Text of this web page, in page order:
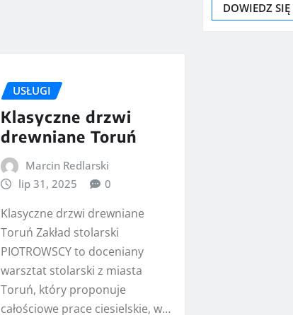
DOWIEDZ SIĘ
USŁUGI
Klasyczne drzwi
drewniane Toruń
Marcin Redlarski
lip 31, 2025
0
Klasyczne drzwi drewniane
Toruń Zakład stolarski
PIOTROWSCY to doceniany
warsztat stolarski z miasta
Toruń, który proponuje
całościowe prace ciesielskie, w…